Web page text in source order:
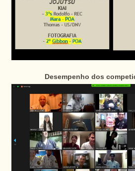
Desempenho dos